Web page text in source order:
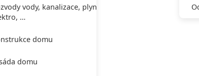
vody, kanalizace, plynu,
…
domu
domu